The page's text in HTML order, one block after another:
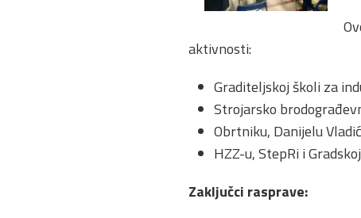
aktivnosti:
Graditeljskoj školi za
Strojarsko
Obrtniku, Danijelu
HZZ-u, StepRi i
Zaključci rasprave: